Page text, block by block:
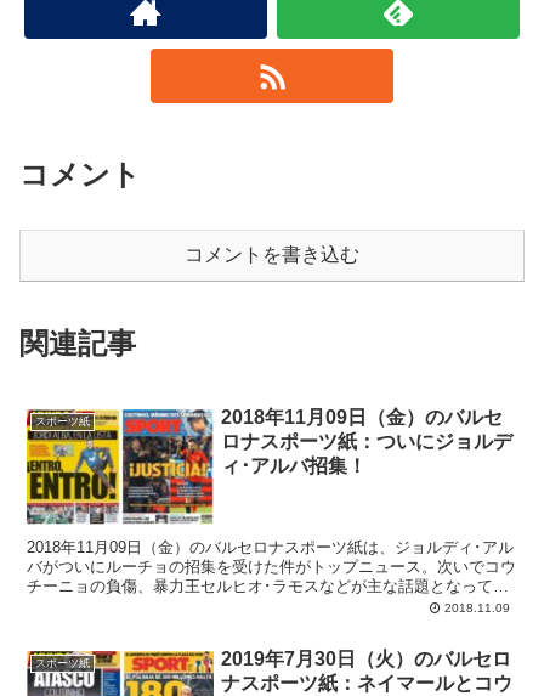
コメント
コメントを書き込む
関連記事
スポーツ紙
2018年11月09日（金）のバルセ
ロナスポーツ紙：ついにジョルデ
ィ･アルバ招集！
2018年11月09日（金）のバルセロナスポーツ紙は、ジョルディ･アル
バがついにルーチョの招集を受けた件がトップニュース。次いでコウ
チーニョの負傷、暴力王セルヒオ･ラモスなどが主な話題となってま
2018.11.09
スポーツ紙
2019年7月30日（火）のバルセロ
ナスポーツ紙：ネイマールとコウ